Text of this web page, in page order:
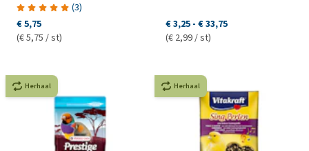
(3)
€ 5,75
(€ 5,75 / st)
€ 3,25 - € 33,75
(€ 2,99 / st)
Herhaal Herhaal